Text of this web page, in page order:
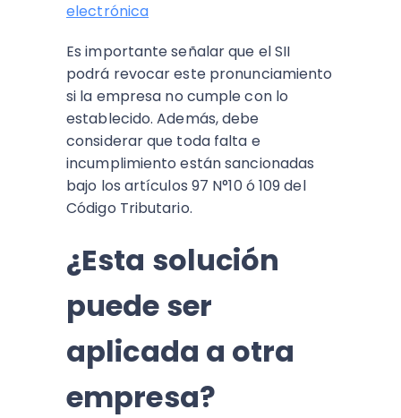
electrónica
Es importante señalar que el SII
podrá revocar este pronunciamiento
si la empresa no cumple con lo
establecido. Además, debe
considerar que toda falta e
incumplimiento están sancionadas
bajo los artículos 97 N°10 ó 109 del
Código Tributario.
¿Esta solución
puede ser
aplicada a otra
empresa?